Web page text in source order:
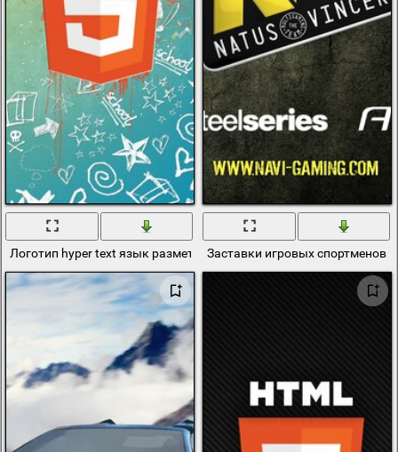
Логотип hyper text язык разметки с разными рисунками
Заставки игровых спортменов